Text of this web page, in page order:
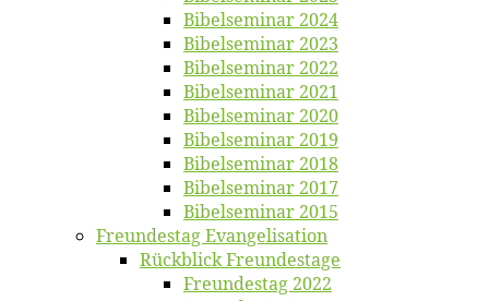
Bi­bel­se­mi­nar 2024
Bi­bel­se­mi­nar 2023
Bi­bel­se­mi­nar 2022
Bi­bel­se­mi­nar 2021
Bi­bel­se­mi­nar 2020
Bi­bel­se­mi­nar 2019
Bi­bel­se­mi­nar 2018
Bibelsemi­nar 2017
Bibelsemi­nar 2015
Freun­des­tag Evangelisation
Rück­blick Freundestage
Freun­des­tag 2022